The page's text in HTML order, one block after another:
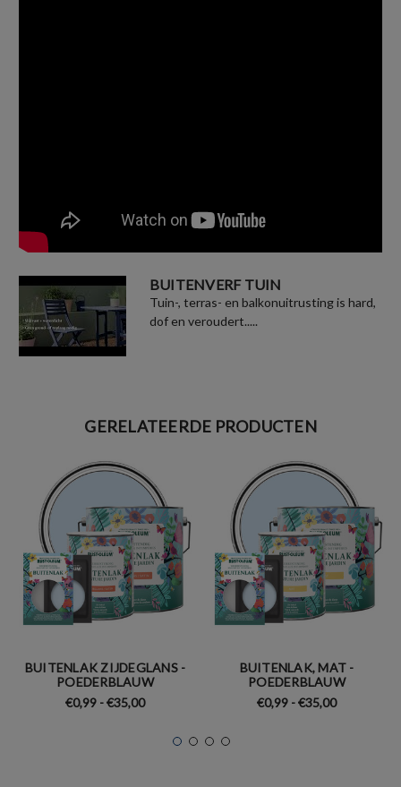
BUITENVERF TUIN
Tuin-, terras- en balkonuitrusting is hard,
dof en veroudert.....
GERELATEERDE PRODUCTEN
BUITENLAK ZIJDEGLANS -
POEDERBLAUW
€0,99 - €35,00
BUITENLAK, MAT -
POEDERBLAUW
€0,99 - €35,00